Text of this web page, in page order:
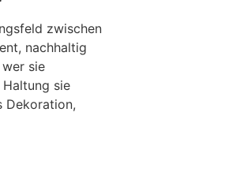
zwischen
nachhaltig
sie
sie
Dekoration,